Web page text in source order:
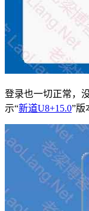
登录也一切正常，
示“新道U8+15.0”版